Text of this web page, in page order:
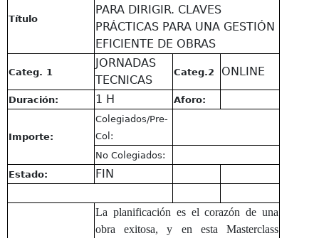
Título
PARA DIRIGIR. CLAVES
PRÁCTICAS PARA UNA GESTIÓN
EFICIENTE DE OBRAS
Categ. 1
JORNADAS
TECNICAS
Categ.2 ONLINE
Duración: 1 H Aforo:
Importe:
Colegiados/Pre-
Col:
No Colegiados:
Estado:
FIN
La planificación es el corazón de una
obra exitosa, y en esta Masterclass